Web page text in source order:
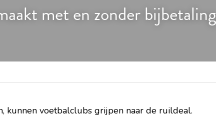
met en zonder bijbetaling
kunnen voetbalclubs grijpen naar de ruildeal.